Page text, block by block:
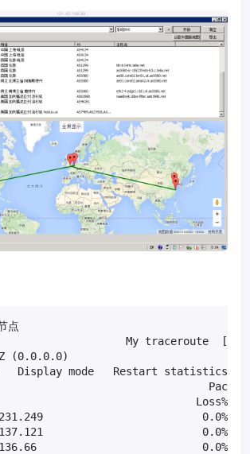
点
My traceroute
(0.0.0.0)
Display mode   Restart statistics
Loss%   Snt
0.0%
0.0%
0.0%